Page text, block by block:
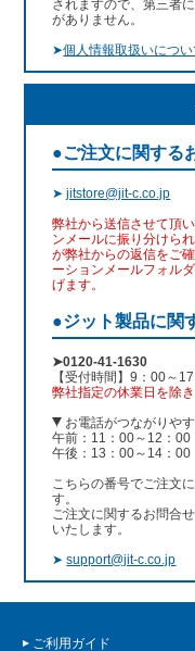
されますので、第三者
がありません。
➤個人情報取扱いについ
●ご注文に関する
➤jitstore@jit-c.co.jp
弊社から送信させて頂
ンメールに振り分けら
が弊社からの返信をご
ーションメールフォル
げます。
●ジット製品に関
➤0120-41-1630
【受付時間】9：00～
弊社指定の休業日を除
お電話がつながりや
午前：11：00～12：00
午後：13：00～14：00
こちらの番号でご注文
す。
ご注文に関するお問合
いたします。
➤support@jit-c.co.jp
ご利用ガイド